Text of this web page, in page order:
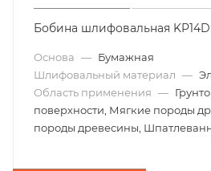
Бобина шлифовальная KP14D
Основа — Бумажная
Шлифовальный материал —
Область применения —
поверхности, Мягкие породы
породы древесины,